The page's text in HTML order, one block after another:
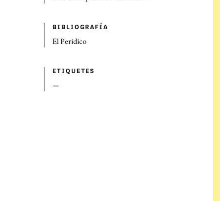
BIBLIOGRAFÍ­A
El Peridico
ETIQUETES
—